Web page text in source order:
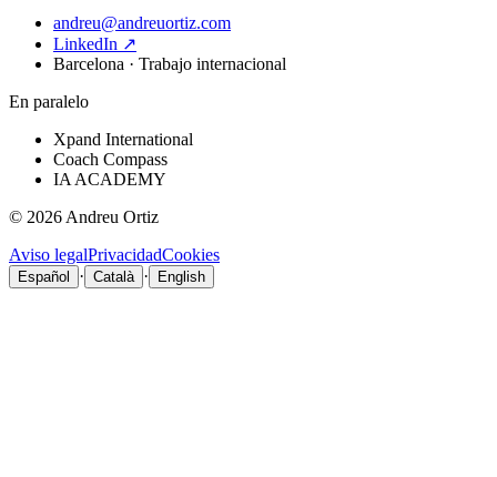
andreu@andreuortiz.com
LinkedIn ↗
Barcelona · Trabajo internacional
En paralelo
Xpand International
Coach Compass
IA ACADEMY
© 2026 Andreu Ortiz
Aviso legalPrivacidadCookies
Español · Català · English